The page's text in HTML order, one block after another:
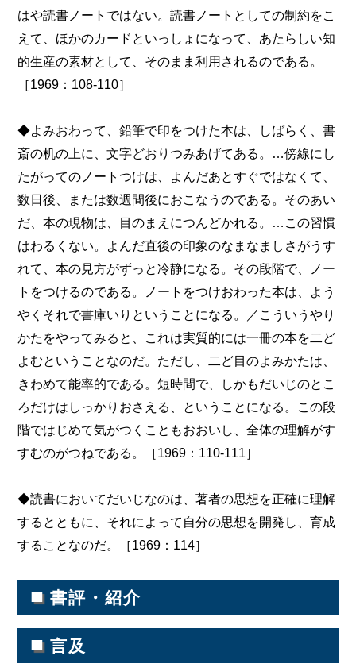
はや読書ノートではない。読書ノートとしての制約をこ
えて、ほかのカードといっしょになって、あたらしい知
的生産の素材として、そのまま利用されるのである。
［1969：108-110］
◆よみおわって、鉛筆で印をつけた本は、しばらく、書
斎の机の上に、文字どおりつみあげてある。…傍線にし
たがってのノートつけは、よんだあとすぐではなくて、
数日後、または数週間後におこなうのである。そのあい
だ、本の現物は、目のまえにつんどかれる。…この習慣
はわるくない。よんだ直後の印象のなまなましさがうす
れて、本の見方がずっと冷静になる。その段階で、ノー
トをつけるのである。ノートをつけおわった本は、よう
やくそれで書庫いりということになる。／こういうやり
かたをやってみると、これは実質的には一冊の本を二ど
よむということなのだ。ただし、二ど目のよみかたは、
きわめて能率的である。短時間で、しかもだいじのとこ
ろだけはしっかりおさえる、ということになる。この段
階ではじめて気がつくこともおおいし、全体の理解がす
すむのがつねである。［1969：110-111］
◆読書においてだいじなのは、著者の思想を正確に理解
するとともに、それによって自分の思想を開発し、育成
することなのだ。［1969：114］
■ 書評・紹介
■ 言及